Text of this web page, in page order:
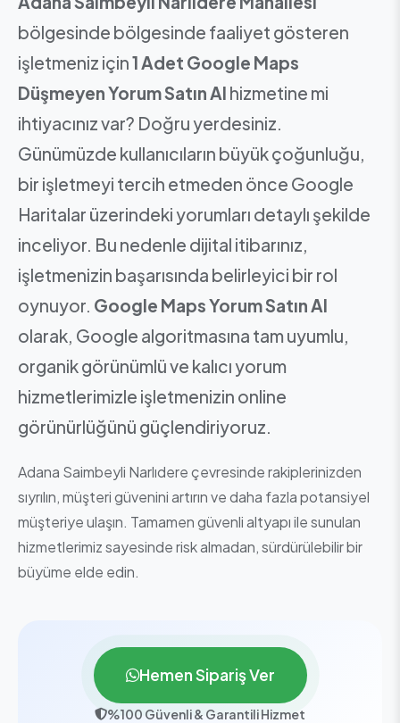
bölgesinde bölgesinde faaliyet gösteren
işletmeniz için1 Adet Google Maps
Düşmeyen Yorum Satın Al hizmetine mi
ihtiyacınız var? Doğru yerdesiniz.
Günümüzde kullanıcıların büyük çoğunluğu,
bir işletmeyi tercih etmeden önce Google
Haritalar üzerindeki yorumları detaylı şekilde
inceliyor. Bu nedenle dijital itibarınız,
işletmenizin başarısında belirleyici bir rol
oynuyor. Google Maps Yorum Satın Al
olarak, Google algoritmasına tam uyumlu,
organik görünümlü ve kalıcı yorum
hizmetlerimizle işletmenizin online
görünürlüğünü güçlendiriyoruz.
Adana Saimbeyli Narlıdere çevresinde rakiplerinizden
sıyrılın, müşteri güvenini artırın ve daha fazla potansiyel
müşteriye ulaşın. Tamamen güvenli altyapı ile sunulan
hizmetlerimiz sayesinde risk almadan, sürdürülebilir bir
büyüme elde edin.
Hemen Sipariş Ver
%100 Güvenli & Garantili Hizmet